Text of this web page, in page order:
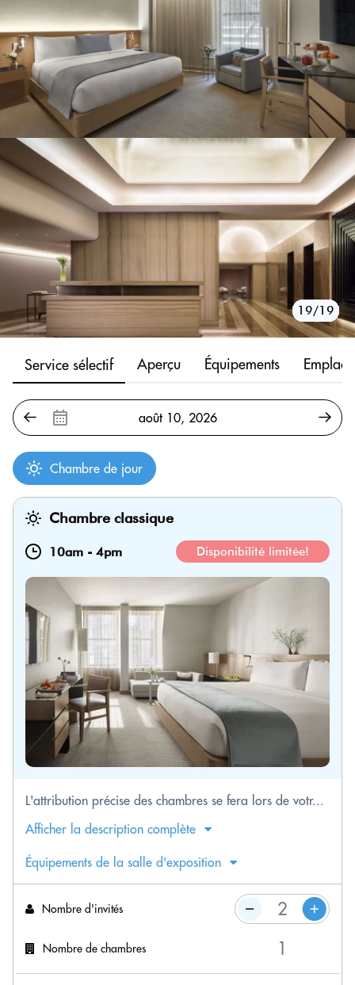
1/19
2/19
3/19
4/19
5/19
6/19
7/19
8/19
9/19
10/19
11/19
12/19
13/19
14/19
15/19
16/19
17/19
18/19
19/19
Service sélectif Aperçu Équipements
Chambre de jour
Chambre classique
10am - 4pm Disponibilité limitée!
L'attribution précise des chambres se fera lors de votr...
Afficher la description complète
Équipements de la salle d'exposition
Nombre d'invités
Nombre de chambres